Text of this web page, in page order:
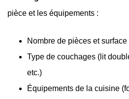
pièce et les équipements :
Nombre de pièces et
Type de couchages (lit
etc.)
Équipements de la cuisine